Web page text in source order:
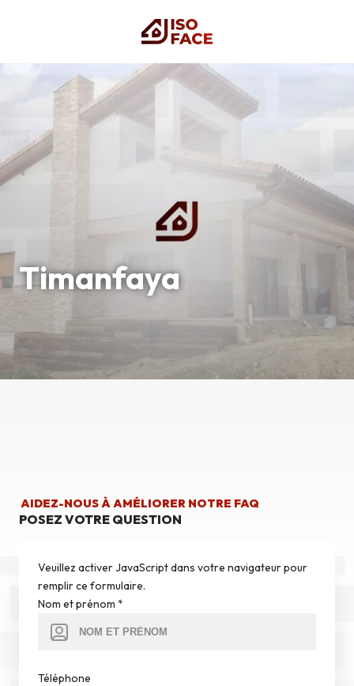
Timanfaya
AIDEZ-NOUS À AMÉLIORER NOTRE FAQ
POSEZ VOTRE QUESTION
Veuillez activer JavaScript dans votre navigateur pour
remplir ce formulaire.
Nom et prénom *
Téléphone